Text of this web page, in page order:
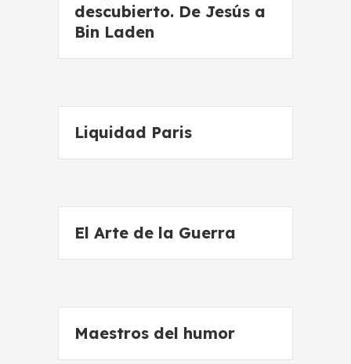
descubierto. De Jesús a
Bin Laden
Liquidad Paris
El Arte de la Guerra
Maestros del humor